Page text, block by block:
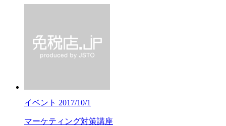
イベント 2017/10/1
マーケティング対策講座